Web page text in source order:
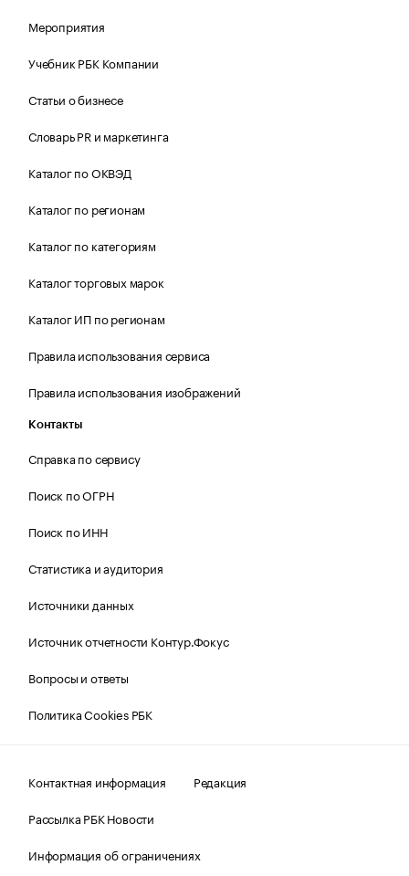
Мероприятия
Учебник РБК Компании
Статьи о бизнесе
Словарь PR и маркетинга
Каталог по ОКВЭД
Каталог по регионам
Каталог по категориям
Каталог торговых марок
Каталог ИП по регионам
Правила использования сервиса
Правила использования изображений
Контакты
Справка по сервису
Поиск по ОГРН
Поиск по ИНН
Статистика и аудитория
Источники данных
Источник отчетности Контур.Фокус
Вопросы и ответы
Политика Cookies РБК
Контактная информация
Редакция
Рассылка РБК Новости
Информация об ограничениях